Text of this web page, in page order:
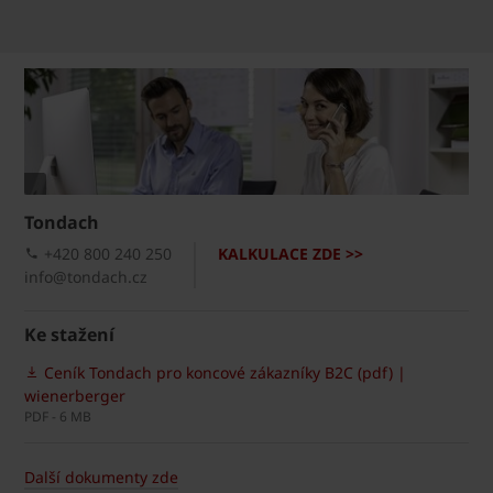
Tondach
KALKULACE ZDE >>
+420 800 240 250
info@tondach.cz
Ke stažení
Ceník Tondach pro koncové zákazníky B2C (pdf) |
wienerberger
PDF - 6 MB
Další dokumenty zde